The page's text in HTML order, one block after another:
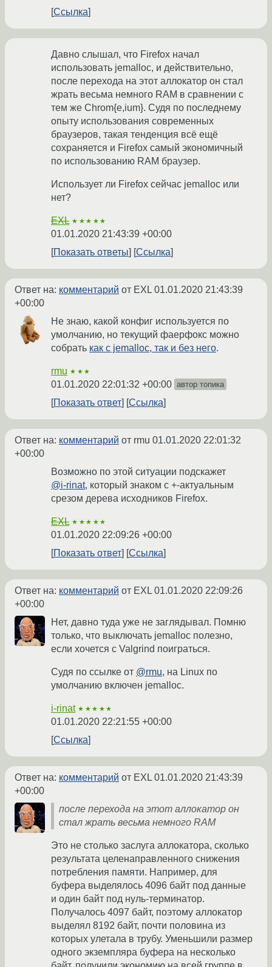
Ссылка
Давно слышал, что Firefox начал
использовать jemalloc, и действительно,
после перехода на этот аллокатор он стал
жрать весьма немного RAM в сравнении с
тем же Chrom{e,ium}. Судя по последнему
опыту использования современных
браузеров, такая тенденция всё ещё
сохраняется и Firefox самый экономичный
по использованию RAM браузер.
Использует ли Firefox сейчас jemalloc или
нет?
EXL ★★★★★
01.01.2020 21:43:39 +00:00
Показать ответы
Ссылка
Ответ на: комментарий от EXL01.01.2020 21:43:39
+00:00
Не знаю, какой конфиг используется по
умолчанию, но текущий фаерфокс можно
собрать как с jemalloc, так и без него.
rmu ★★★
01.01.2020 22:01:32 +00:00 автор топика
Показать ответ Ссылка
Ответ на: комментарий от rmu 01.01.2020 22:01:32
+00:00
Возможно по этой ситуации подскажет
@i-rinat, который знаком с +-актуальным
срезом дерева исходников Firefox.
EXL ★★★★★
01.01.2020 22:09:26 +00:00
Показать ответ
Ссылка
Ответ на: комментарий от EXL01.01.2020 22:09:26
+00:00
Нет, давно туда уже не заглядывал. Помню
только, что выключать jemalloc полезно,
если хочется с Valgrind поиграться.
Cудя по ссылке от @rmu, на Linux по
умолчанию включен jemalloc.
i-rinat ★★★★★
01.01.2020 22:21:55 +00:00
Ссылка
Ответ на: комментарий от EXL01.01.2020 21:43:39
+00:00
после перехода на этот аллокатор он
стал жрать весьма немного RAM
Это не столько заслуга аллокатора, сколько
результата целенаправленного снижения
потребления памяти. Например, для
буфера выделялось 4096 байт под данные
и один байт под нуль-терминатор.
Получалось 4097 байт, поэтому аллокатор
выделял 8192 байт, почти половина из
которых улетала в трубу. Уменьшили размер
одного экземпляра буфера на несколько